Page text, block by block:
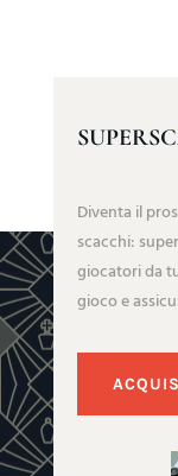
Diventa il
scacchi:
giocatori da
gioco e